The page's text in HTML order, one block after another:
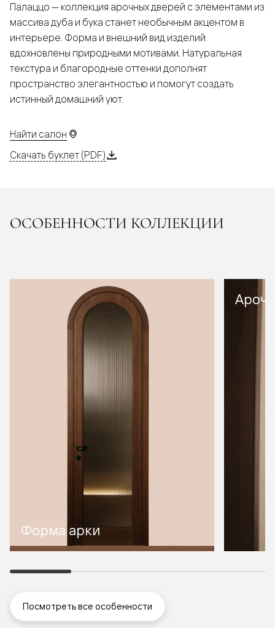
Палаццо — коллекция арочных дверей с элементами из
массива дуба и бука станет необычным акцентом в
интерьере. Форма и внешний вид изделий
вдохновлены природными мотивами. Натуральная
текстура и благородные оттенки дополнят
пространство элегантностью и помогут создать
истинный домашний уют.
Найти салон
Скачать буклет (PDF)
ОСОБЕННОСТИ КОЛЛЕКЦИИ
Форма арки
Посмотреть все особенности